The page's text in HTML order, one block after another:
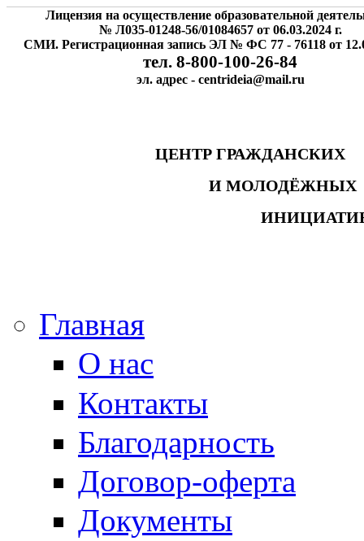
Лицензия на осуществление образовательной
№ Л035-01248-56/01084657 от 06.03.2024 г.
СМИ. Регистрационная запись ЭЛ № ФС 77 - 76118 от
тел. 8-800-100-26-84
эл. адрес - centrideia@mail.ru
ЦЕНТР
И
Главная
О нас
Контакты
Благодарность
Договор-оферта
Документы